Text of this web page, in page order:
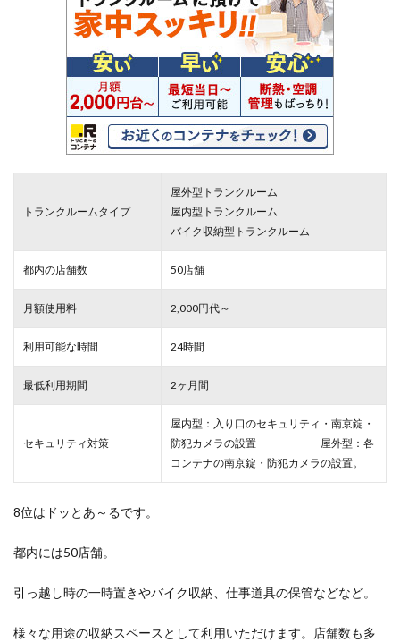
トランクルームタイプ
屋外型トランクルーム
屋内型トランクルーム
バイク収納型トランクルーム
都内の店舗数 50店舗
月額使用料 2,000円代～
利用可能な時間 24時間
最低利用期間 2ヶ月間
セキュリティ対策
屋内型：入り口のセキュリティ・南京錠・
防犯カメラの設置 屋外型：各
コンテナの南京錠・防犯カメラの設置。
8位はドッとあ～るです。
都内には50店舗。
引っ越し時の一時置きやバイク収納、仕事道具の保管などなど。
様々な用途の収納スペースとして利用いただけます。店舗数も多